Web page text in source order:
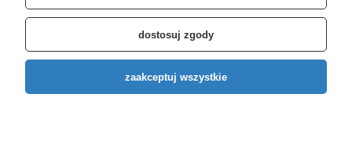
Specjalizujemy się w sprzedaży pomp oraz zbiorników takich jak: zbiornik
dostosuj zgody
zaakceptuj wszystkie